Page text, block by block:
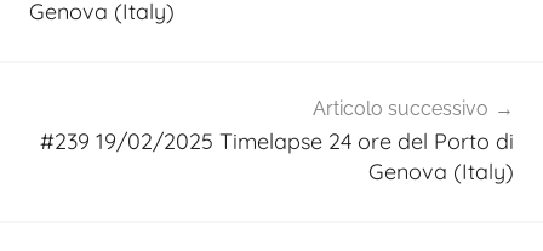
Genova (Italy)
Articolo successivo
#239 19/02/2025 Timelapse 24 ore del Porto di
Genova (Italy)